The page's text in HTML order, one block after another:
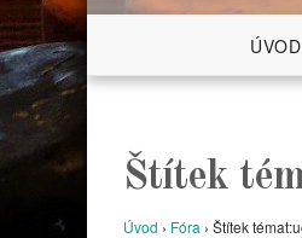
ÚVOD
Štítek
Úvod › Fóra › Štítek